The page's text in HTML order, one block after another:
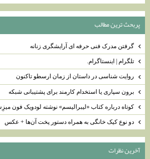
پربحث ترين مطالب
گرفتن مدرک فنی حرفه ای آرایشگری زنانه
تلگرام | اینستاگرام.
روایت ‌شناسی در داستان از زمان ارسطو تاکنون
برون سپاری یا استخدام کارمند برای پشتیبانی شبکه
کوتاه درباره کتاب «لیبرالیسم» نوشته لودویک فون میزِس
دو نوع کیک خانگی به همراه دستور پخت آن‌ها + عکس
آخرين نظرات